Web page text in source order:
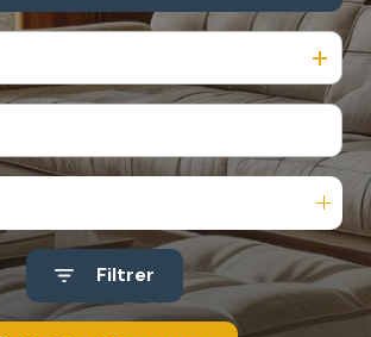
Filtrer